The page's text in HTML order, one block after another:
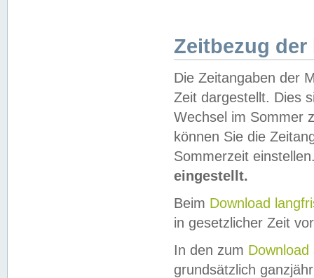
Zeitbezug der
Die Zeitangaben der
Zeit dargestellt. Dies
Wechsel im Sommer
können Sie die
Sommerzeit
eingestellt.
Beim Download
in gesetzlicher Zeit
In den zum Download
grundsätzlich